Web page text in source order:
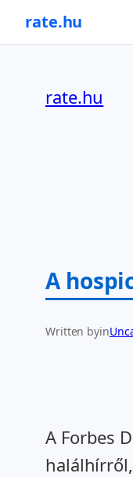
rate.hu
rate.hu
A
Written byin
A Forbes